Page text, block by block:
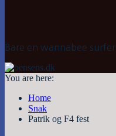
Bare en wannabee surfer
You are here:
Home
Snak
Patrik og F4 fest